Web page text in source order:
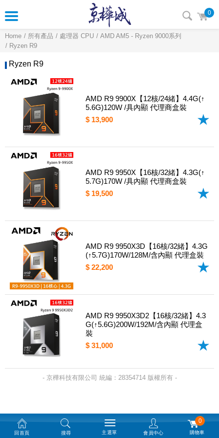
0
Home 所有產品 處理器 CPU
AMD AM5 - Ryzen 9000系列
Ryzen R9
Ryzen R9
AMD R9 9900X【12核/24緒】4.4G(↑
5.6G)120W /具內顯 代理商盒裝
$ 13,900
AMD R9 9950X【16核/32緒】4.3G(↑
5.7G)170W /具內顯 代理商盒裝
$ 19,500
AMD R9 9950X3D【16核/32緒】4.3G
(↑5.7G)170W/128M/含內顯 代理盒裝
$ 22,200
AMD R9 9950X3D2【16核/32緒】4.3
G(↑5.6G)200W/192M/含內顯 代理盒
裝
$ 31,000
- 京樺科技有限公司 統編：28354714 版權所有 -
回首頁 搜尋 主選單 會員中心
0
購物車